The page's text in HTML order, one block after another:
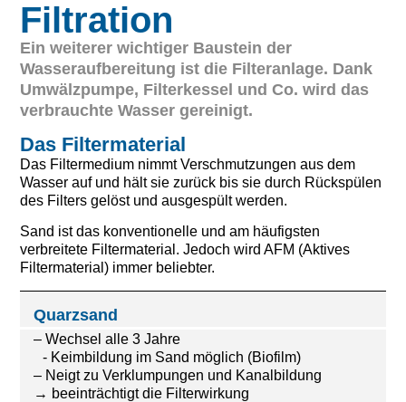
Filtration
Ein weiterer wichtiger Baustein der
Wasseraufbereitung ist die Filteranlage. Dank
Umwälzpumpe, Filterkessel und Co. wird das
verbrauchte Wasser gereinigt.
Das Filtermaterial
Das Filtermedium nimmt Verschmutzungen aus dem
Wasser auf und hält sie zurück bis sie durch Rückspülen
des Filters gelöst und ausgespült werden.
Sand ist das konventionelle und am häufigsten
verbreitete Filtermaterial. Jedoch wird AFM (Aktives
Filtermaterial) immer beliebter.
Quarzsand
– Wechsel alle 3 Jahre
- Keimbildung im Sand möglich (Biofilm)
– Neigt zu Verklumpungen und Kanalbildung
→ beeinträchtigt die Filterwirkung